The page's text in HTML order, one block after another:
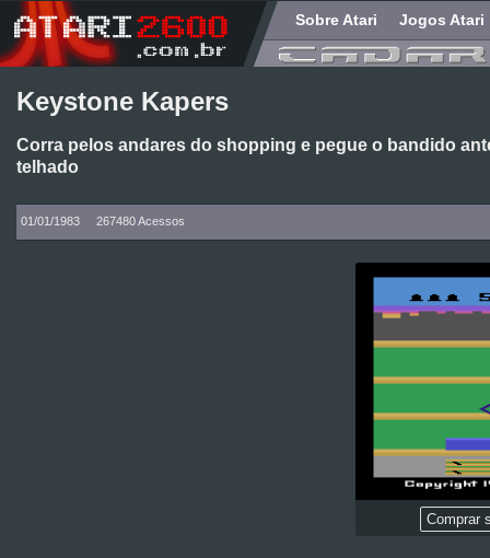
Sobre Atari Jogos Atari
Keystone Kapers
Corra pelos andares do shopping e pegue o bandido
telhado
01/01/1983 267480 Acessos
Comprar